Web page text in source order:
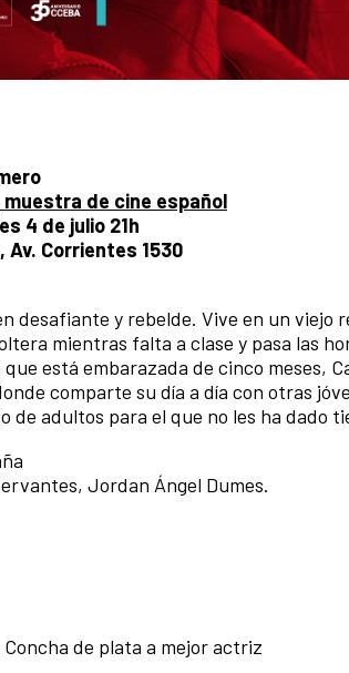
de cine español
4 de julio 21h
Av. Corrientes 1530
desafiante y rebelde. Vive en un
mientras falta a clase y pasa las
está embarazada de cinco meses,
comparte su día a día con otras
de adultos para el que no les ha dado
Jordan Ángel Dumes.
de plata a mejor actriz